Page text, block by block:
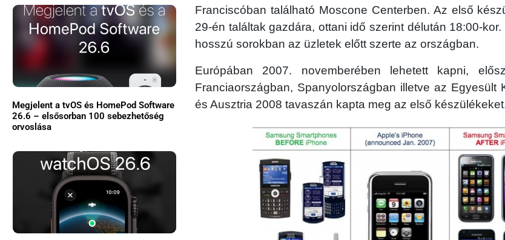
Megjelent a tvOS és HomePod Software
26.6 – elsősorban 100 sebezhetőség
orvoslása
Franciscóban található Moscone Centerben. Az első
29-én találtak gazdára, ottani idő szerint délután 18:00-
hosszú sorokban az üzletek előtt szerte az országban.
Európában 2007. novemberében lehetett kapni,
Franciaországban, Spanyolországban illetve az Egyesült
és Ausztria 2008 tavaszán kapta meg az első